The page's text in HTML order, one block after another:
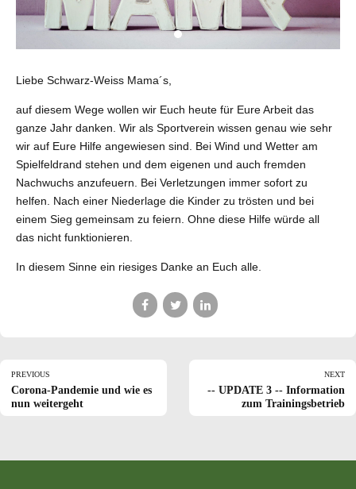
Liebe Schwarz-Weiss Mama´s,
auf diesem Wege wollen wir Euch heute für Eure Arbeit das
ganze Jahr danken. Wir als Sportverein wissen genau wie sehr
wir auf Eure Hilfe angewiesen sind. Bei Wind und Wetter am
Spielfeldrand stehen und dem eigenen und auch fremden
Nachwuchs anzufeuern. Bei Verletzungen immer sofort zu
helfen. Nach einer Niederlage die Kinder zu trösten und bei
einem Sieg gemeinsam zu feiern. Ohne diese Hilfe würde all
das nicht funktionieren.
In diesem Sinne ein riesiges Danke an Euch alle.
PREVIOUS
Corona-Pandemie und wie es
nun weitergeht
NEXT
-- UPDATE 3 -- Information
zum Trainingsbetrieb